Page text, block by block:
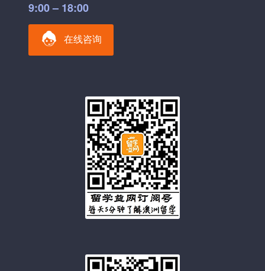
9:00 – 18:00
在线咨询